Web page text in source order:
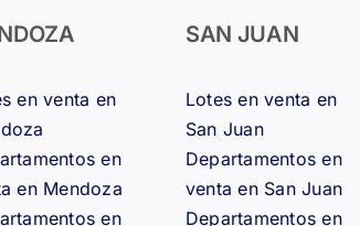
en venta en
en
en Mendoza
en
SAN JUAN
Lotes en venta en
San Juan
Departamentos en
venta en San Juan
Departamentos en